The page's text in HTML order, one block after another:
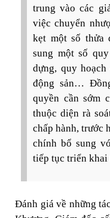
trung vào các
việc chuyển
kẹt một số thửa
sung một số
dựng, quy
động sản…
quyền cần sớm
thuộc diện rà
chấp hành, trước
chính bổ sung
tiếp tục triển khai
Đánh giá về những